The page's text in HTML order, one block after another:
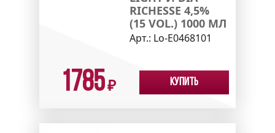
RICHESSE 4,5%
(15 VOL.) 1000 МЛ
Арт.: Lo-E0468101
1785₽ Купить